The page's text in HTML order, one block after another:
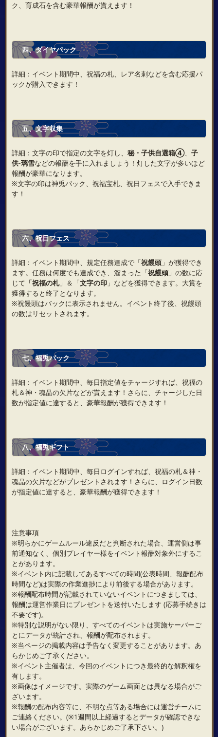
ク、育成石を含む豪華報酬が貰えます！
四、ダイヤパック
詳細：イベント期間中、祝福の札、レア名刺などを含む応援パ
ックが購入できます！
五、文字収集
詳細：文字の印で指定の文字を灯し、 秘・子供自選箱④、 子
供‐璃雪などの報酬を手に入れましょう！灯した文字が多いほど
報酬が豪華になります。
※文字の印は神兎パック、祝福宝札、祝日フェスで入手できま
す！
六、祝日フェス
詳細：イベント期間中、規定任務達成で「祝饅頭」が獲得でき
ます。任務は何度でも達成でき、溜まった「祝饅頭」の数に応
じて 「祝福の札」＆「文字の印」などを獲得できます。大賞を
獲得すると終了となります。
※祝饅頭はバックに表示されません。イベント終了後、祝饅頭
の数はリセットされます。
七、福兎パック
詳細：イベント期間中、毎日指定値をチャージすれば、祝福の
札＆神・魂晶の欠片などが貰えます！さらに、チャージした日
数が指定値に達すると、豪華報酬が獲得できます！
八、福兎ギフト
詳細：イベント期間中、毎日ログインすれば、祝福の札＆神・
魂晶の欠片などがプレゼントされます！さらに、ログイン日数
が指定値に達すると、豪華報酬が獲得できます！
注意事項
※明らかにゲームルール違反だと判断された場合、運営側は事
前通知なく、個別プレイヤー様をイベント報酬対象外にするこ
とがあります。
※イベント内に記載してあるすべての時間(公表時間、報酬配布
時間など)は実際の作業進捗により前後する場合があります。
※報酬配布時間が記載されていないイベントにつきましては、
報酬は運営作業日にプレゼントを送付いたします (応募手続きは
不要です)。
※特別な説明がない限り、すべてのイベントは実施サーバーご
とにデータが統計され、報酬が配布されます。
※当ページの掲載内容は予告なく変更することがあります。あ
らかじめご了承ください。
※イベント主催者は、今回のイベントにつき最終的な解釈権を
有します。
※画像はイメージです。実際のゲーム画面とは異なる場合がご
ざいます。
※報酬の配布内容等に、不明な点等ある場合には運営チームに
ご連絡ください。(※1週間以上経過するとデータが確認できな
い場合がございます。あらかじめご了承下さい。)